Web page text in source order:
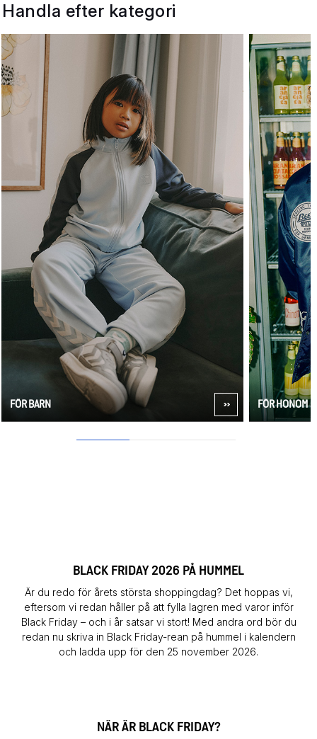
Handla efter kategori
FÖR BARN FÖR HONOM
BLACK FRIDAY 2026 PÅ HUMMEL
Är du redo för årets största shoppingdag? Det hoppas vi,
eftersom vi redan håller på att fylla lagren med varor inför
Black Friday – och i år satsar vi stort! Med andra ord bör du
redan nu skriva in Black Friday-rean på hummel i kalendern
och ladda upp för den 25 november 2026.
NÄR ÄR BLACK FRIDAY?